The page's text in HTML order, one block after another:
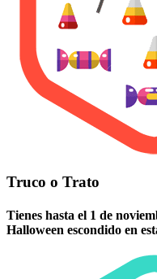
Truco o Trato
Tienes hasta el 1 de
Halloween escondido en